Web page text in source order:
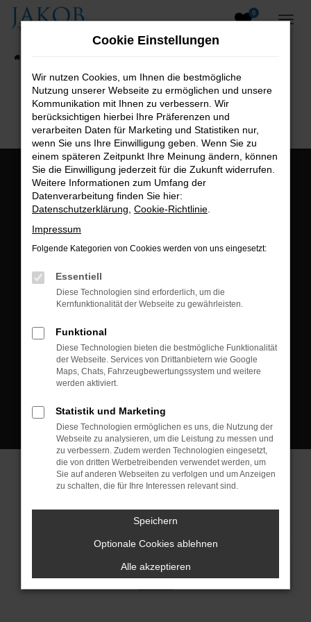
Zum
0
B2B-Shop
Öffnungszeiten:
Montag bis Freitag:
Postadresse:
Kontakt:
Tel.: +49 3745 760 90 20
Fax: +49 3745 760 90 21
Mail: fj@jakob-trading.com
Cookie Einstellungen
© 2026 Jakob Trading GmbH | Neustädter Straße 1 | DE-08223
Neustadt/Vogtland | fj@jakob-trading.com | Webdesign by audaris.de
Cookie Einstellungen
Wir nutzen Cookies, um Ihnen die bestmögliche
Nutzung unserer Webseite zu ermöglichen und unsere
Kommunikation mit Ihnen zu verbessern. Wir
berücksichtigen hierbei Ihre Präferenzen und
verarbeiten Daten für Marketing und Statistiken nur,
wenn Sie uns Ihre Einwilligung geben. Wenn Sie zu
einem späteren Zeitpunkt Ihre Meinung ändern, können
Sie die Einwilligung jederzeit für die Zukunft widerrufen.
Weitere Informationen zum Umfang der
Datenverarbeitung finden Sie hier:
Datenschutzerklärung Cookie-Richtlinie
Impressum
Folgende Kategorien von Cookies werden von uns eingesetzt:
Essentiell
Diese Technologien sind erforderlich, um die
Kernfunktionalität der Webseite zu gewährleisten.
Funktional
Diese Technologien bieten die bestmögliche Funktionalität
der Webseite. Services von Drittanbietern wie Google
Maps, Chats, Fahrzeugbewertungssystem und weitere
werden aktiviert.
Statistik und Marketing
Diese Technologien ermöglichen es uns, die Nutzung der
Webseite zu analysieren, um die Leistung zu messen und
zu verbessern. Zudem werden Technologien eingesetzt,
die von dritten Werbetreibenden verwendet werden, um
Sie auf anderen Webseiten zu verfolgen und um Anzeigen
zu schalten, die für Ihre Interessen relevant sind.
Speichern
Optionale Cookies ablehnen
Alle akzeptieren